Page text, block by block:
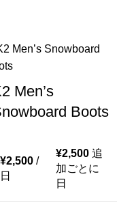
Men’s
Boots
¥2,500 /
日
¥2,500 追
加ごとに
日